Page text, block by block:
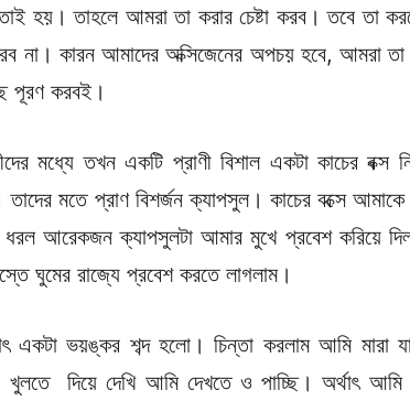
হয়। তাহলে আমরা তা করার চেষ্টা করব। তবে তা
না। কারন আমাদের অক্সিজেনের অপচয় হবে, আমরা
পূরণ করবই।
মধ্যে তখন একটি প্রাণী বিশাল একটা কাচের
মতে প্রাণ বিশর্জন ক্যাপসুল। কাচের বক্সে
ধরল আরেকজন ক্যাপসুলটা আমার মুখে প্রবেশ করিয়ে
ঘুমের রাজ্যে প্রবেশ করতে লাগলাম।
একটা ভয়ঙ্কর শব্দ হলো। চিন্তা করলাম আমি মারা
দিয়ে দেখি আমি দেখতে ও পাচ্ছি। অর্থাৎ আমি